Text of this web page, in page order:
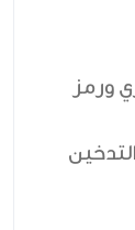
ورمز